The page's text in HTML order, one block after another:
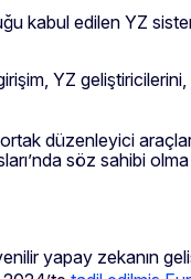
kabul edilen YZ
girişim, YZ
düzenleyici
söz sahibi
yapay zekanın